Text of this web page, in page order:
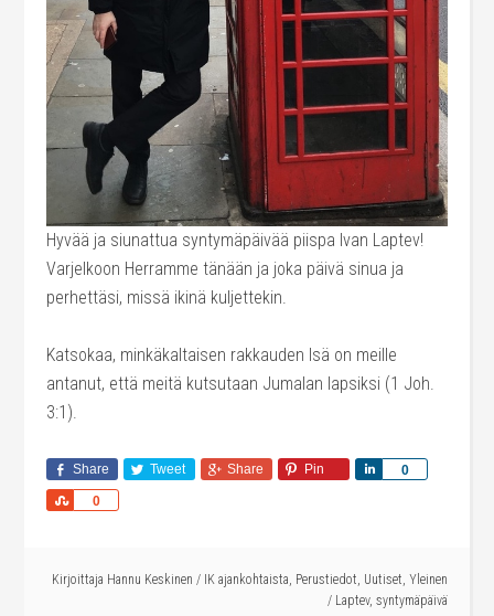
Hyvää ja siunattua syntymäpäivää piispa Ivan Laptev!
Varjelkoon Herramme tänään ja joka päivä sinua ja
perhettäsi, missä ikinä kuljettekin.
Katsokaa, minkäkaltaisen rakkauden Isä on meille
antanut, että meitä kutsutaan Jumalan lapsiksi (1 Joh.
3:1).
Share Tweet Share Pin 0
Share
0
Share
Kirjoittaja Hannu Keskinen / IK ajankohtaista Perustiedot Uutiset Yleinen
/ Laptev, syntymäpäivä